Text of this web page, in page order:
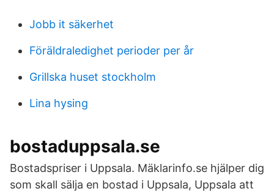
Jobb it säkerhet
Föräldraledighet perioder per år
Grillska huset stockholm
Lina hysing
bostaduppsala.se
Bostadspriser i Uppsala. Mäklarinfo.se hjälper dig
som skall sälja en bostad i Uppsala, Uppsala att